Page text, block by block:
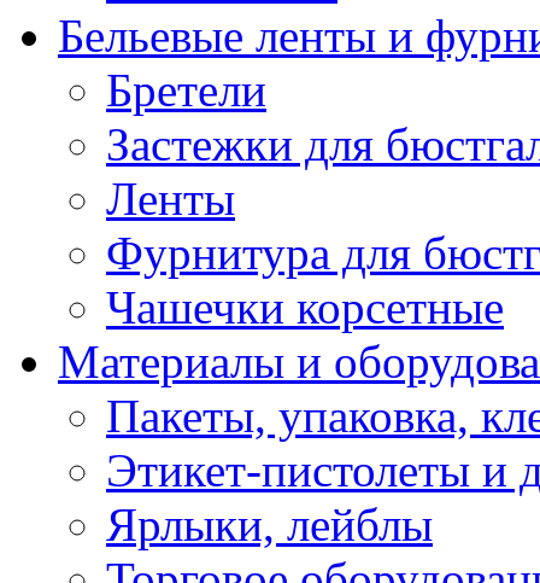
Бельевые ленты и
Бретели
Застежки для
Ленты
Фурнитура для
Чашечки корсетные
Материалы и
Пакеты, упаковка,
Этикет-пистолеты и
Ярлыки, лейблы